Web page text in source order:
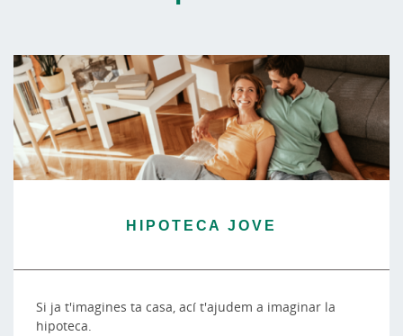
HIPOTECA JOVE
Si ja t'imagines ta casa, ací t'ajudem a imaginar la
hipoteca.